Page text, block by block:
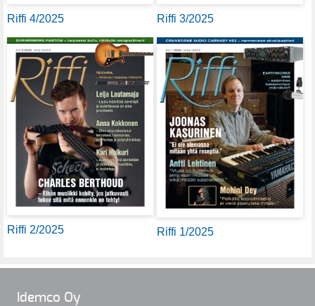
Riffi 4/2025 Riffi 3/2025
Riffi 2/2025 Riffi 1/2025
Idemco Oy